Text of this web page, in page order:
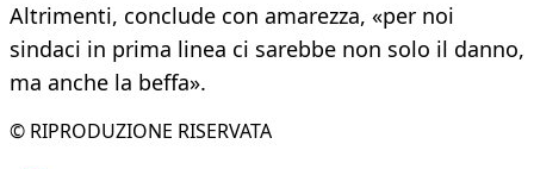
Altrimenti, conclude con amarezza, «per noi
sindaci in prima linea ci sarebbe non solo il danno,
ma anche la beffa».
© RIPRODUZIONE RISERVATA